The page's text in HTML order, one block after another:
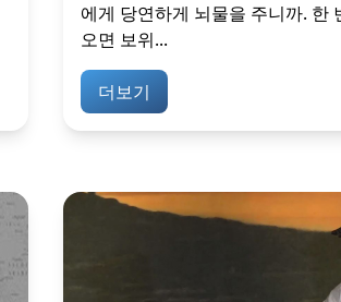
에게 당연하게 뇌물을 주니까. 한
오면 보위...
더보기